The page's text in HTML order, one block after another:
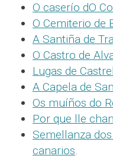
O caserío dO
O Cemiterio de
A Santiña de
O Castro de
Lugas de
A Capela de
Os muíños do
Por que lle
Semellanza
canarios.